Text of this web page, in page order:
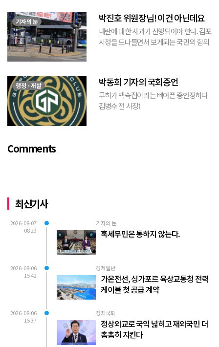
민(惑...
기자의 눈 박진호 위원장님! 이건 아닌데요
내란에 대한 사과가 선행되어야 한다. 김포
시청을 드나들면서 보게되는 국민의 힘의
이 하...
행정 · 개발 박동희 기자의 국회증언
무허가 백숙집이라는 뼈아픈 증언장하다
김병수 전 시장(
Comments
최신기사
2026-08-07
08:23
기자의 눈
혹세무민은 통하지 않는다.
2026-08-06
15:42
경제일반
가온전선, 싱가포르 육상교통청 전력
케이블 첫 공급 계약
2026-08-06
15:37
정치국회
정상외교로 국익 넓히고 재외국민 더
촘촘히 지킨다